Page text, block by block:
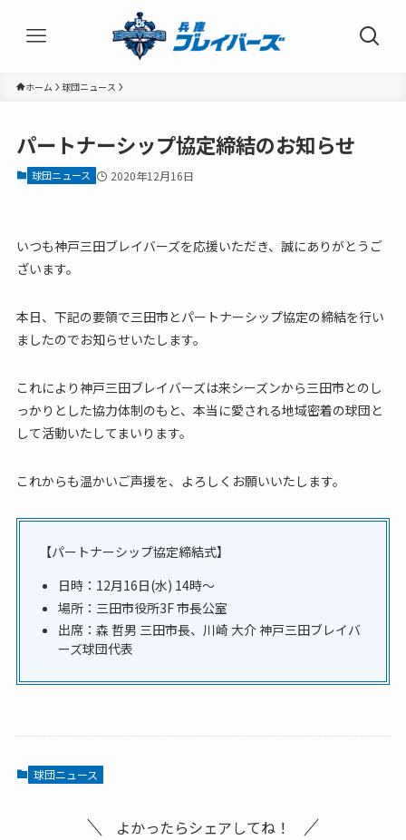
ホーム 球団ニュース
パートナーシップ協定締結のお知らせ
球団ニュース 2020年12月16日
いつも神戸三田ブレイバーズを応援いただき、誠にありがとうご
ざいます。
本日、下記の要領で三田市とパートナーシップ協定の締結を行い
ましたのでお知らせいたします。
これにより神戸三田ブレイバーズは来シーズンから三田市とのし
っかりとした協力体制のもと、本当に愛される地域密着の球団と
して活動いたしてまいります。
これからも温かいご声援を、よろしくお願いいたします。
【パートナーシップ協定締結式】
日時：12月16日(水) 14時～
場所：三田市役所3F 市長公室
出席：森 哲男 三田市長、川崎 大介 神戸三田ブレイバ
ーズ球団代表
球団ニュース
よかったらシェアしてね！